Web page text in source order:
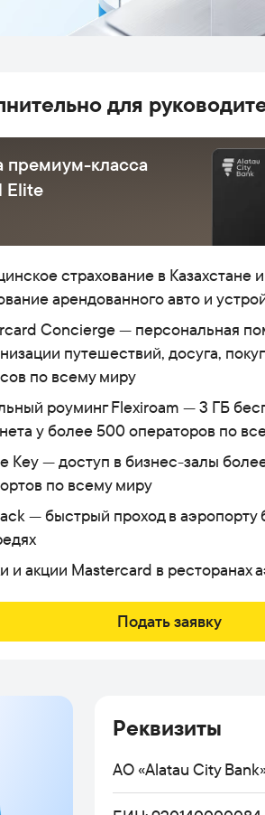
для
премиум-класса
Elite
страхование в Казахстане
арендованного авто и
Concierge — персональная
путешествий, досуга,
по всему миру
роуминг Flexiroam — 3 ГБ
у более 500 операторов по
Key — доступ в бизнес-залы
по всему миру
— быстрый проход в аэропорту
и акции Mastercard в ресторанах
Подать заявку
Реквизиты
АО «Alatau City